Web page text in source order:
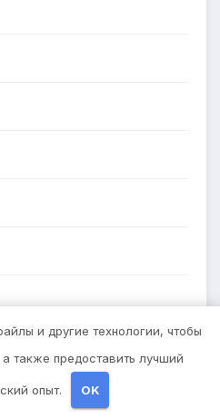
и другие технологии, чтобы
также предоставить лучший
опыт. OK